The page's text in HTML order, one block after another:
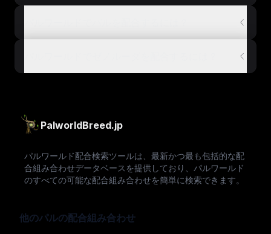
PalworldBreed.jp
パルワールド配合検索ツールは、最新かつ最も包括的な配
合組み合わせデータベースを提供しており、パルワールド
のすべての可能な配合組み合わせを簡単に検索できます。
他のパルの配合組み合わせ